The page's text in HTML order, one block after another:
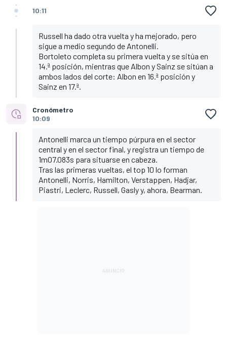
10:11
Russell ha dado otra vuelta y ha mejorado, pero
sigue a medio segundo de Antonelli.
Bortoleto completa su primera vuelta y se sitúa en
14.ª posición, mientras que Albon y Sainz se sitúan a
ambos lados del corte: Albon en 16.ª posición y
Sainz en 17.ª.
Cronómetro
10:09
Antonelli marca un tiempo púrpura en el sector
central y en el sector final, y registra un tiempo de
1m07.083s para situarse en cabeza.
Tras las primeras vueltas, el top 10 lo forman
Antonelli, Norris, Hamilton, Verstappen, Hadjar,
Piastri, Leclerc, Russell, Gasly y, ahora, Bearman.